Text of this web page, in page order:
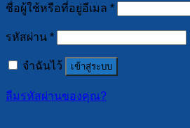
ชื่อผู้ใช้หรือที่อยู่อีเมล *
รหัสผ่าน *
จำฉันไว้ เข้าสู่ระบบ
ลืมรหัสผ่านของคุณ?